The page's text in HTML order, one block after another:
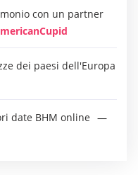
con un partner
dei paesi dell'Europa
date BHM online